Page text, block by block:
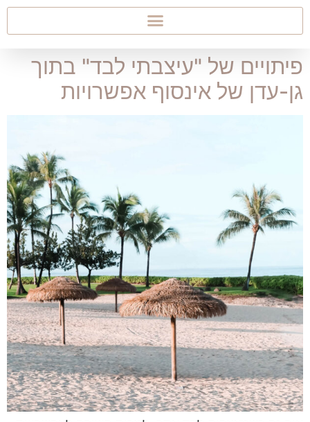
פיתויים של "עיצבתי לבד" בתוך
גן-עדן של אינסוף אפשרויות